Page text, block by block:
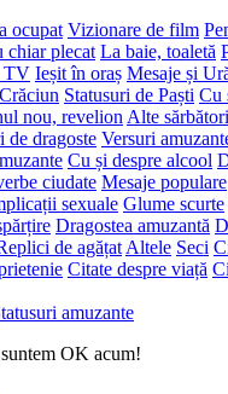
ocupat Vizionare de film
chiar plecat La baie, toaletă
TV Ieșit în oraș Mesaje și
Statusuri de Paști Cu
nou, revelion Alte sărbători
de dragoste Versuri
Cu și despre alcool
ciudate Mesaje populare
sexuale Glume scurte
Dragostea amuzantă
de agățat Altele Seci
Citate despre viață
amuzante
OK acum!